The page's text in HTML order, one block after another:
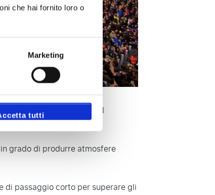
che hai fornito loro o
Marketing
tutti
incredibilmente fedeli, il
grado di produrre atmosfere
di passaggio corto per superare gli